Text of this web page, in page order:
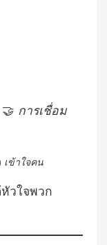
การเชื่อม
เข้าใจคน
วใจพวก